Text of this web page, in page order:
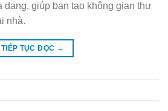
dạng, giúp bạn tạo không gian thư
nhà.
TIẾP TỤC ĐỌC →